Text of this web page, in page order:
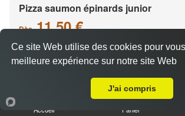
Pizza saumon épinards junior
Dès11.50 €
Accueil Panier
Ce site Web utilise des cookies pour
meilleure expérience sur notre site Web
J'ai compris